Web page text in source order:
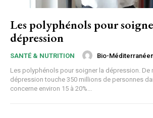
Les polyphénols pour
dépression
SANTÉ & NUTRITION Bio-
Les polyphénols pour soigner la dépression. De nos jours, la
dépression touche 350 millions de personnes
concerne environ 15 à 20%...